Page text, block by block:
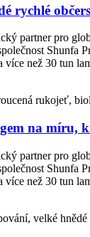
rychlé
partner pro
Shunfa
než 30 tun
na
partner pro
Shunfa
než 30 tun